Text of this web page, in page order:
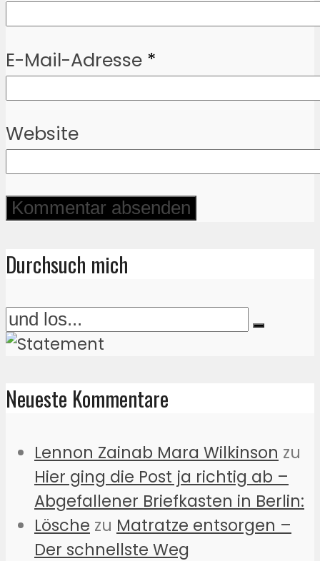
E-Mail-Adresse *
Website
Durchsuch mich
Neueste Kommentare
Lennon Zainab Mara Wilkinson zu
Hier ging die Post ja richtig ab –
Abgefallener Briefkasten in Berlin:
Lösche zu Matratze entsorgen –
Der schnellste Weg